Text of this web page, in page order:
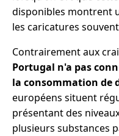
disponibles montrent
les caricatures
Contrairement aux
Portugal n'a pas
la consommation de
européens situent
présentant des
plusieurs substances